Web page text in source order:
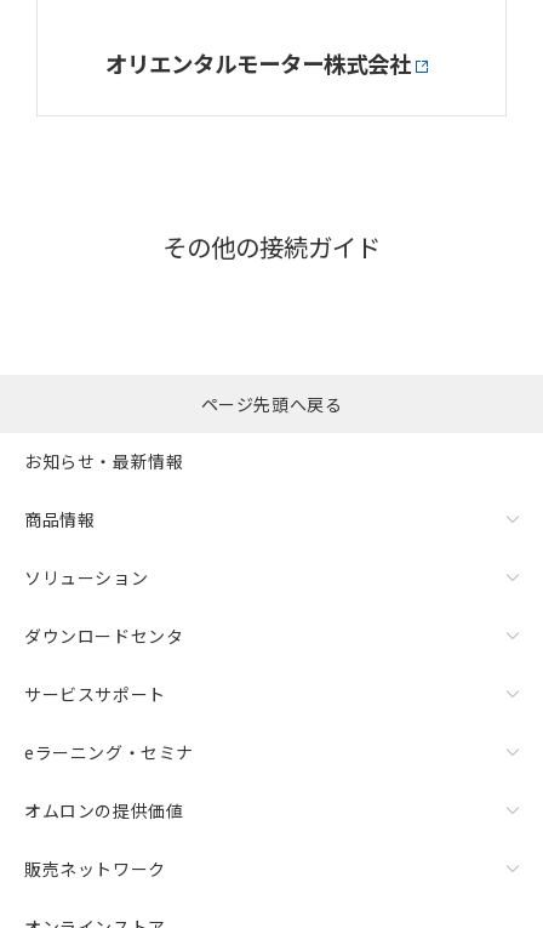
オリエンタルモーター株式会社
その他の接続ガイド
ページ先頭へ戻る
お知らせ・最新情報
商品情報
ソリューション
ダウンロードセンタ
サービスサポート
eラーニング・セミナ
オムロンの提供価値
販売ネットワーク